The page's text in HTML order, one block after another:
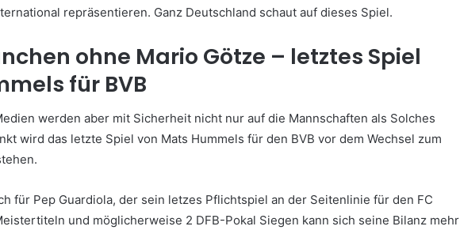
repräsentieren. Ganz Deutschland schaut auf dieses Spiel.
ohne Mario Götze – letztes Spiel
für BVB
werden aber mit Sicherheit nicht nur auf die Mannschaften als Solches
wird das letzte Spiel von Mats Hummels für den BVB vor dem Wechsel zum
für Pep Guardiola, der sein letzes Pflichtspiel an der Seitenlinie für den FC
und möglicherweise 2 DFB-Pokal Siegen kann sich seine Bilanz mehr